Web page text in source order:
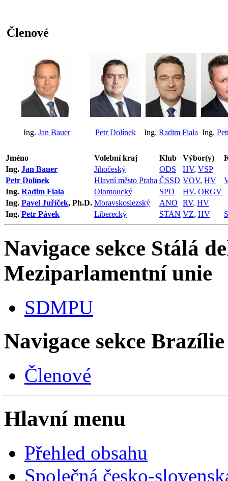
Členové
Ing. Jan Bauer Petr Dolínek Ing. Radim Fiala Ing.
Jméno Volební kraj Klub Výbor(y)
Ing. Jan Bauer Jihočeský ODS HV, VSP
Petr Dolínek
Hlavní město Praha ČSSD VOV, HV
Ing. Radim Fiala Olomoucký SPD HV, ORGV
Ing. Pavel Juříček, Ph.D. Moravskoslezský ANO RV, HV
Ing. Petr Pávek Liberecký STAN VZ, HV
Navigace sekce Stálá
Meziparlamentní unie
SDMPU
Navigace sekce Brazílie
Členové
Hlavní menu
Přehled obsahu
Společná česko-